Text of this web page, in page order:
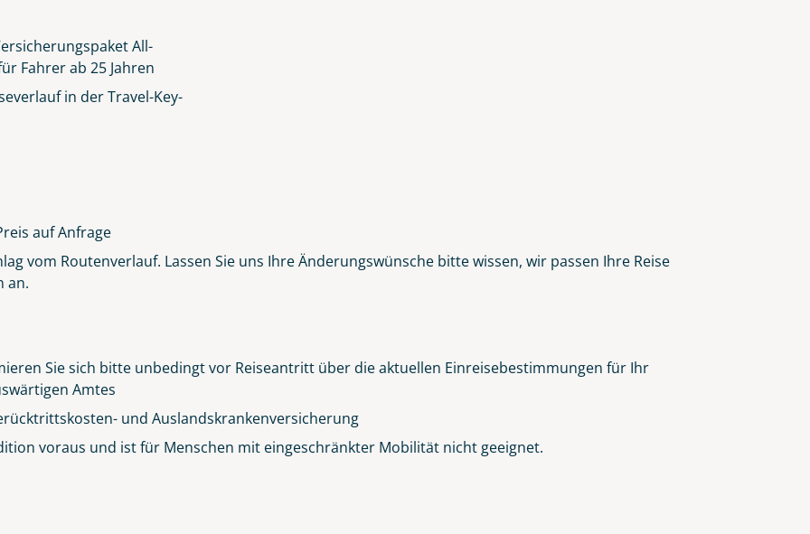
All-
Fahrer ab 25 Jahren
in der Travel-Key-
auf Anfrage
vom Routenverlauf. Lassen Sie uns Ihre Änderungswünsche bitte wissen, wir passen Ihre Reise
an.
Sie sich bitte unbedingt vor Reiseantritt über die aktuellen Einreisebestimmungen für Ihr
Amtes
und Auslandskrankenversicherung
voraus und ist für Menschen mit eingeschränkter Mobilität nicht geeignet.